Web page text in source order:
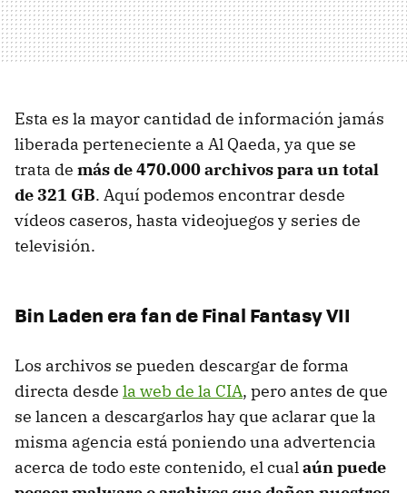
Esta es la mayor cantidad de información jamás
liberada perteneciente a Al Qaeda, ya que se
trata de más de 470.000 archivos para un total
de 321 GB. Aquí podemos encontrar desde
vídeos caseros, hasta videojuegos y series de
televisión.
Bin Laden era fan de Final Fantasy VII
Los archivos se pueden descargar de forma
directa desde la web de la CIA, pero antes de que
se lancen a descargarlos hay que aclarar que la
misma agencia está poniendo una advertencia
acerca de todo este contenido, el cualaún puede